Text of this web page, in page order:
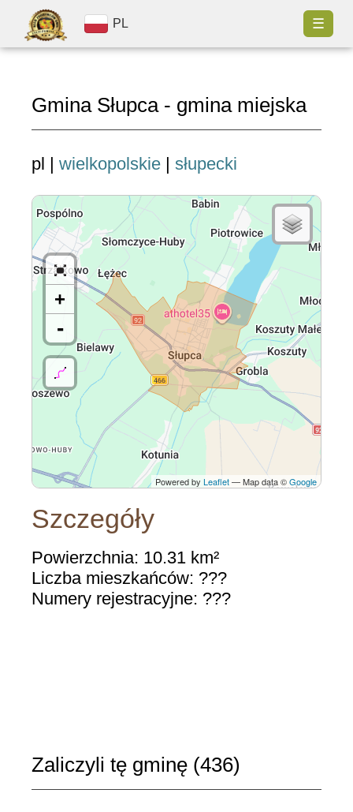
PL ☰
Gmina Słupca - gmina miejska
pl | wielkopolskie | słupecki
+
-
Powered by Leaflet— Map data ©Google
Szczegóły
Powierzchnia: 10.31 km²
Liczba mieszkańców: ???
Numery rejestracyjne: ???
Zaliczyli tę gminę (436)